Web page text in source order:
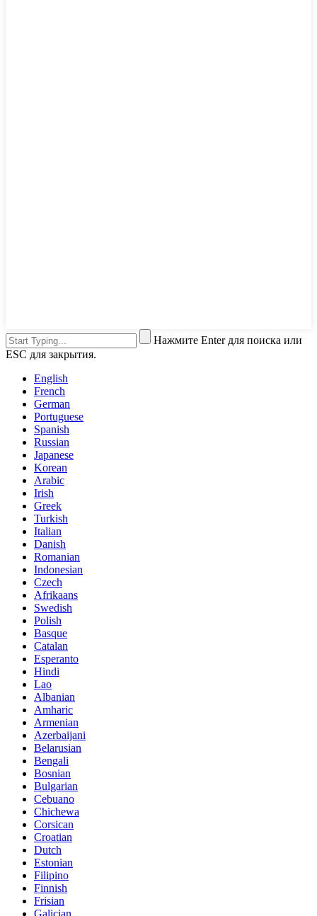
Нажмите Enter для поиска или
ESC для закрытия.
English
French
German
Portuguese
Spanish
Russian
Japanese
Korean
Arabic
Irish
Greek
Turkish
Italian
Danish
Romanian
Indonesian
Czech
Afrikaans
Swedish
Polish
Basque
Catalan
Esperanto
Hindi
Lao
Albanian
Amharic
Armenian
Azerbaijani
Belarusian
Bengali
Bosnian
Bulgarian
Cebuano
Chichewa
Corsican
Croatian
Dutch
Estonian
Filipino
Finnish
Frisian